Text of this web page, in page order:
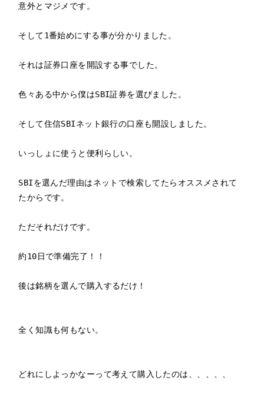
意外とマジメです。
そして1番始めにする事が分かりました。
それは証券口座を開設する事でした。
色々ある中から僕はSBI証券を選びました。
そして住信SBIネット銀行の口座も開設しました。
いっしょに使うと便利らしい。
SBIを選んだ理由はネットで検索してたらオススメされて
たからです。
ただそれだけです。
約10日で準備完了！！
後は銘柄を選んで購入するだけ！
全く知識も何もない。
どれにしよっかなーって考えて購入したのは、、、、、